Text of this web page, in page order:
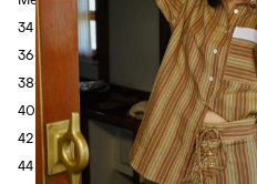
34 - Busto: 58cm - Cintura: 82cm -
36- Busto: 62cm - Cintura: 86cm -
38- Busto: 66cm - Cintura: 90cm -
40 - Busto: 70cm - Cintura: 94cm -
42 - Busto: 74cm - Cintura: 98cm -
44 - Busto: 78cm - Cintura: 102cm -